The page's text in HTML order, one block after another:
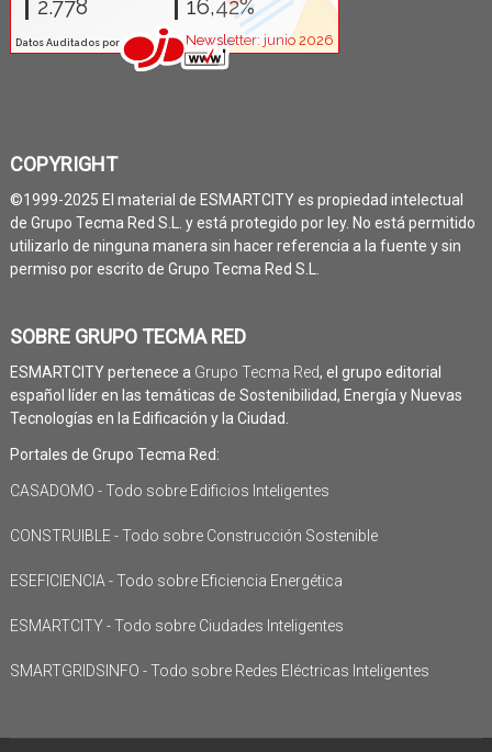
COPYRIGHT
©1999-2025 El material de ESMARTCITY es propiedad intelectual
de Grupo Tecma Red S.L. y está protegido por ley. No está permitido
utilizarlo de ninguna manera sin hacer referencia a la fuente y sin
permiso por escrito de Grupo Tecma Red S.L.
SOBRE GRUPO TECMA RED
ESMARTCITY pertenece a Grupo Tecma Red, el grupo editorial
español líder en las temáticas de Sostenibilidad, Energía y Nuevas
Tecnologías en la Edificación y la Ciudad.
Portales de Grupo Tecma Red:
CASADOMO - Todo sobre Edificios Inteligentes
CONSTRUIBLE - Todo sobre Construcción Sostenible
ESEFICIENCIA - Todo sobre Eficiencia Energética
ESMARTCITY - Todo sobre Ciudades Inteligentes
SMARTGRIDSINFO - Todo sobre Redes Eléctricas Inteligentes